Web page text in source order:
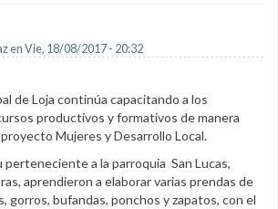
en Vie, 18/08/2017 - 20:32
de Loja continúa capacitando a los
productivos y formativos de manera
Mujeres y Desarrollo Local.
perteneciente a la parroquia San Lucas,
aprendieron a elaborar varias prendas de
gorros, bufandas, ponchos y zapatos, con el